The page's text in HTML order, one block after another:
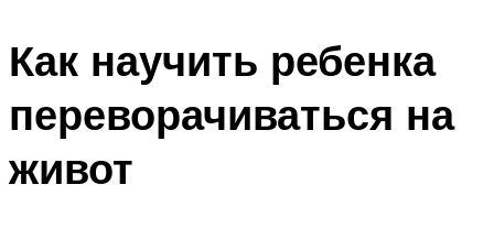
Как научить ребенка
переворачиваться на
живот